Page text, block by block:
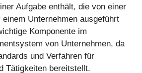
Aufgabe enthält, die von einer
Unternehmen ausgeführt
Komponente im
von Unternehmen, da
und Verfahren für
Tätigkeiten bereitstellt.